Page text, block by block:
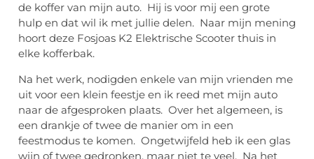
de koffer van mijn auto. Hij is voor mij een grote
hulp en dat wil ik met jullie delen. Naar mijn mening
hoort deze Fosjoas K2 Elektrische Scooter thuis in
elke kofferbak.
Na het werk, nodigden enkele van mijn vrienden me
uit voor een klein feestje en ik reed met mijn auto
naar de afgesproken plaats. Over het algemeen, is
een drankje of twee de manier om in een
feestmodus te komen. Ongetwijfeld heb ik een glas
wijn of twee gedronken, maar niet te veel. Na het